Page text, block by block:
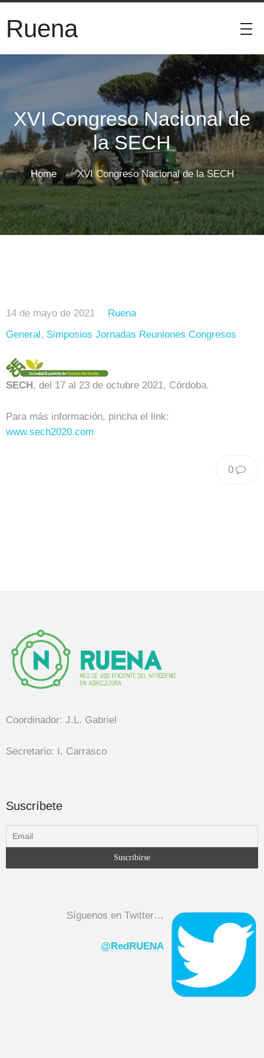
Ruena
XVI Congreso Nacional de
la SECH
Home XVI Congreso Nacional de la SECH
14 de mayo de 2021
Ruena
General, Simposios Jornadas Reuniones Congresos
SECH , del 17 al 23 de octubre 2021, Córdoba.
Para más información, pincha el link:
www.sech2020.com
0
Coordinador: J.L. Gabriel
Secretario: I. Carrasco
Suscríbete
Síguenos en Twitter…
@RedRUENA